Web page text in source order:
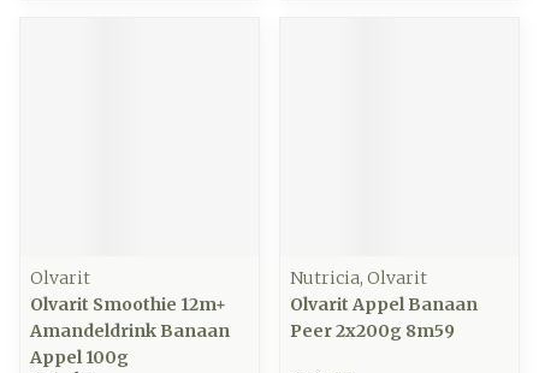
Olvarit
Olvarit Smoothie 12m+
Amandeldrink Banaan
Appel 100g
Nutricia, Olvarit
Olvarit Appel Banaan
Peer 2x200g 8m59